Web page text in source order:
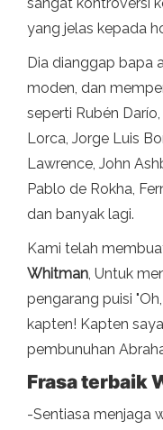
yang jelas kepada
Dia dianggap bapa
moden, dan
seperti Rubén
Lorca, Jorge Luis
Lawrence, John
Pablo de Rokha,
dan banyak lagi.
Kami telah
Whitman, Untuk
pengarang puisi
kapten! Kapten
pembunuhan
Frasa terbaik
-Sentiasa menjaga